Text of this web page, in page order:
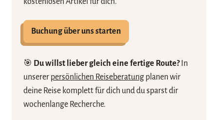
Buchung über uns starten
🎯 Du willst lieber gleich eine fertige Route?In
unserer persönlichen Reiseberatung planen wir
deine Reise komplett für dich und du sparst dir
wochenlange Recherche.